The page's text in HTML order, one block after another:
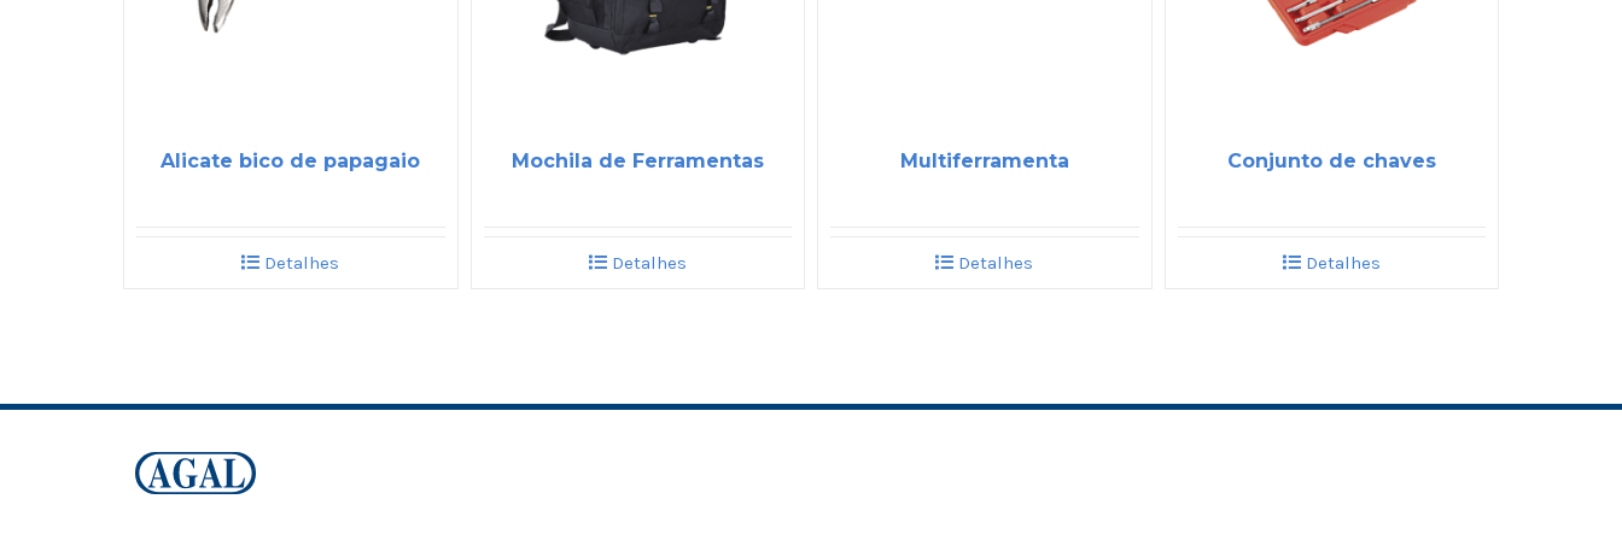
Alicate bico de papagaio
Detalhes
Mochila de Ferramentas
Detalhes
Multiferramenta
Detalhes
Conjunto de chaves
Detalhes